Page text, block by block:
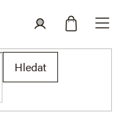
Hledat